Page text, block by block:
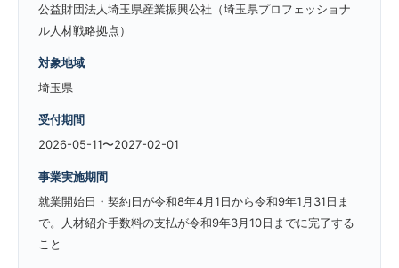
公益財団法人埼玉県産業振興公社（埼玉県プロフェッショナ
ル人材戦略拠点）
対象地域
埼玉県
受付期間
2026-05-11〜2027-02-01
事業実施期間
就業開始日・契約日が令和8年4月1日から令和9年1月31日ま
で。人材紹介手数料の支払が令和9年3月10日までに完了する
こと